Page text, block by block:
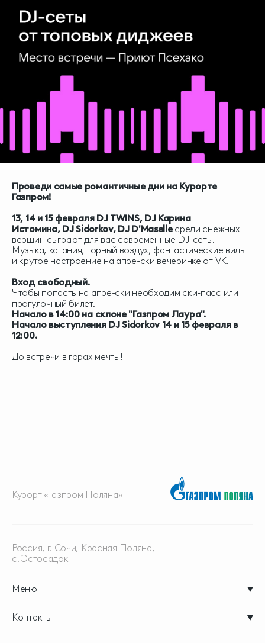
Проведи самые романтичные дни на Курорте
Газпром!
13, 14 и 15 февраля DJ TWINS, DJ Карина
Истомина, DJ Sidorkov, DJ D'Maselleсреди снежных
вершин сыграют для вас современные DJ-сеты.
Музыка, катания, горный воздух, фантастические виды
и крутое настроение на апре-ски вечеринке от VK.
Вход свободный.
Чтобы попасть на апре-ски необходим ски-пасс или
прогулочный билет.
Начало в 14:00 на склоне "Газпром Лаура".
Начало выступления DJ Sidorkov 14 и 15 февраля в
12:00.
До встречи в горах мечты!
Курорт «Газпром Поляна»
Меню
Россия, г. Сочи, Красная Поляна,
с. Эстосадок
Контакты